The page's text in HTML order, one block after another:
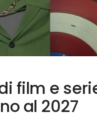
film e
al 2027